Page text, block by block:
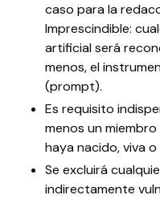
caso para la
Imprescindible:
artificial será
menos, el
(prompt).
Es requisito
menos un
haya nacido, viva
Se excluirá
indirectamente